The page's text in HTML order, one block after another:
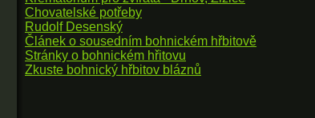
Chovatelské potřeby
Rudolf Desenský
Článek o sousedním bohnickém hřbitově
Stránky o bohnickém hřitovu
Zkuste bohnický hřbitov bláznů